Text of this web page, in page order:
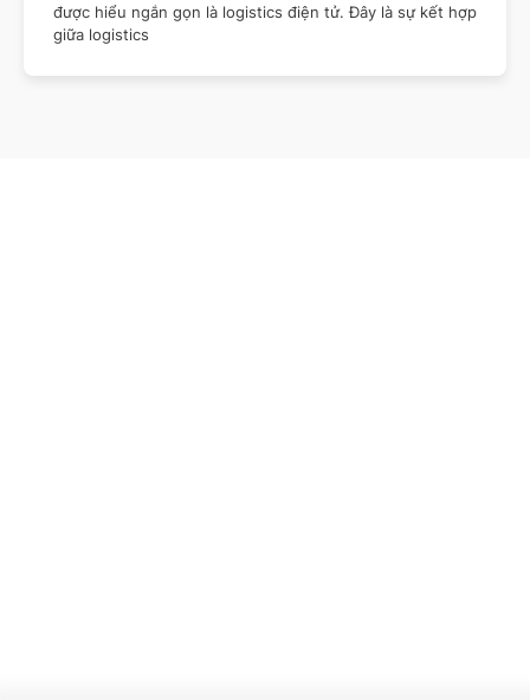
được hiểu ngắn gọn là logistics điện tử. Đây là sự kết hợp
giữa logistics